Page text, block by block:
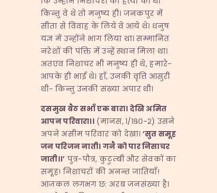
किन्तु वे थे तो मनुष्य ही। जनकपुर में
सीता से विवाह के लिये वे आये थे। धनुष
यज्ञ में उन्होंने भाग लिया था। सम्मानित
नरेशों की पंक्ति में उन्हें स्थान मिला था।
अतएव निशाचर भी मनुष्य ही थे, हमारे-
आपके ही भाई थे। हाँ, उनकी वृत्ति आसुरी
थी- किन्तु उनकी संख्या अपार थी।
दसमुखबैठसभाँएकबारा।देखिअमित
आपनपरिवारा।। (मानस, १/१८०-२) उसने
अपने असीम परिवार को देखा।‘सुतसमूह
जनपरिजननाती।गनैकोपारनिसाचर
जाती।।’ पुत्र-पौत्र, कुटुम्बी और सेवकों का
समूह! निशाचरों की अनन्त जातियाँ!
आजकल लगभग छ: अरब जनसंख्या है।